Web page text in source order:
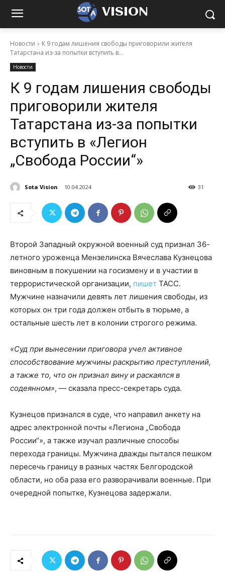
VISION
Новости
К 9 годам лишения свободы приговорили жителя
Татарстана из-за попытки вступить в...
Новости
К 9 годам лишения свободы
приговорили жителя
Татарстана из-за попытки
вступить в «Легион
„Свобода России“»
Sota Vision 10.04.2024 31
Второй Западный окружной военный суд признал 36-
летного уроженца Мензелинска Вячеслава Кузнецова
виновным в покушении на госизмену и в участии в
террористической организации, пишет ТАСС.
Мужчине назначили девять лет лишения свободы, из
которых он три года должен отбыть в тюрьме, а
остальные шесть лет в колонии строгого режима.
«Суд при вынесении приговора учел активное
способствование мужчины раскрытию преступлений,
а также то, что он признал вину и раскаялся в
содеянном», — сказала пресс-секретарь суда.
Кузнецов признался в суде, что направил анкету на
адрес электронной почты «Легиона „Свобода
России“», а также изучал различные способы
перехода границы. Мужчина дважды пытался пешком
пересечь границу в разных частях Белгородской
области, но оба раза его разворачивали военные. При
очередной попытке, Кузнецова задержали.